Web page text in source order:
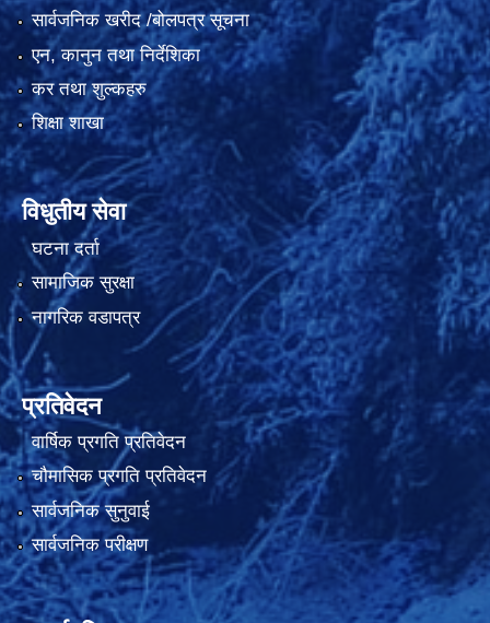
सार्वजनिक खरीद /बोलपत्र सूचना
एन, कानुन तथा निर्देशिका
कर तथा शुल्कहरु
शिक्षा शाखा
विधुतीय सेवा
घटना दर्ता
सामाजिक सुरक्षा
नागरिक वडापत्र
प्रतिवेदन
वार्षिक प्रगति प्रतिवेदन
चौमासिक प्रगति प्रतिवेदन
सार्वजनिक सुनुवाई
सार्वजनिक परीक्षण